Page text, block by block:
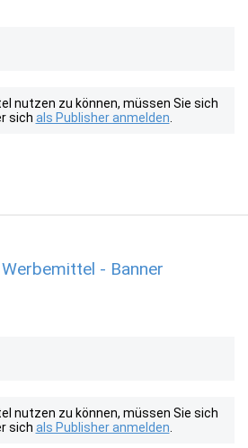
nutzen zu können, müssen Sie sich
sich als Publisher anmelden
- Banner
nutzen zu können, müssen Sie sich
sich als Publisher anmelden